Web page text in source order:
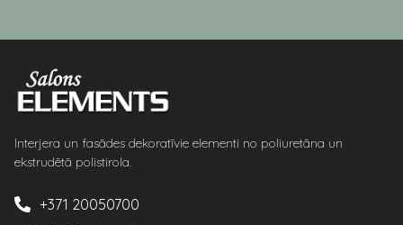
Interjera un fasādes dekoratīvie elementi no poliuretāna un
ekstrudētā polistirola.
+371 20050700